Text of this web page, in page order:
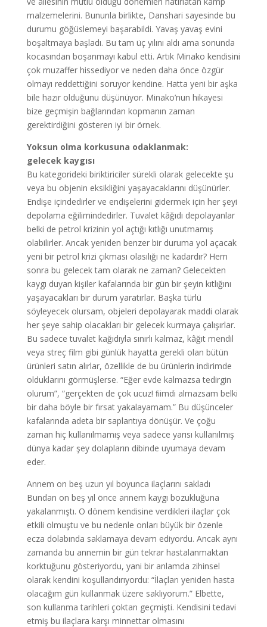
malzemelerini. Bununla birlikte, Danshari sayesinde bu
durumu göğüslemeyi başarabildi. Yavaş yavaş evini
boşaltmaya başladı. Bu tam üç yılını aldı ama sonunda
kocasından boşanmayı kabul etti. Artık Minako kendisini
çok muzaffer hissediyor ve neden daha önce özgür
olmayı reddettiğini soruyor kendine. Hatta yeni bir aşka
bile hazır olduğunu düşünüyor. Minako’nun hikayesi
bize geçmişin bağlarından kopmanın zaman
gerektirdiğini gösteren iyi bir örnek.
Yoksun olma korkusuna odaklanmak:
gelecek kaygısı
Bu kategorideki biriktiriciler sürekli olarak gelecekte şu
veya bu objenin eksikliğini yaşayacaklarını düşünürler.
Endişe içindedirler ve endişelerini gidermek için her şeyi
depolama eğilimindedirler. Tuvalet kâğıdı depolayanlar
belki de petrol krizinin yol açtığı kıtlığı unutmamış
olabilirler. Ancak yeniden benzer bir duruma yol açacak
yeni bir petrol krizi çıkması olasılığı ne kadardır? Hem
sonra bu gelecek tam olarak ne zaman? Gelecekten
kaygı duyan kişiler kafalarında bir gün bir şeyin kıtlığını
yaşayacakları bir durum yaratırlar. Başka türlü
söyleyecek olursam, objeleri depolayarak maddi olarak
her şeye sahip olacakları bir gelecek kurmaya çalışırlar.
Bu sadece tuvalet kağıdıyla sınırlı kalmaz, kâğıt mendil
veya streç film gibi günlük hayatta gerekli olan bütün
ürünleri satın alırlar, özellikle de bu ürünlerin indirimde
olduklarını görmüşlerse. “Eğer evde kalmazsa tedirgin
olurum”, “gerçekten de çok ucuz! ﬁimdi almazsam belki
bir daha böyle bir fırsat yakalayamam.” Bu düşünceler
kafalarında adeta bir saplantıya dönüşür. Ve çoğu
zaman hiç kullanılmamış veya sadece yarısı kullanılmış
dünya kadar şey dolapların dibinde uyumaya devam
eder.
Annem on beş uzun yıl boyunca ilaçlarını sakladı
Bundan on beş yıl önce annem kaygı bozukluğuna
yakalanmıştı. O dönem kendisine verdikleri ilaçlar çok
etkili olmuştu ve bu nedenle onları büyük bir özenle
ecza dolabında saklamaya devam ediyordu. Ancak aynı
zamanda bu annemin bir gün tekrar hastalanmaktan
korktuğunu gösteriyordu, yani bir anlamda zihinsel
olarak kendini koşullandırıyordu: “İlaçları yeniden hasta
olacağım gün kullanmak üzere saklıyorum.” Elbette,
son kullanma tarihleri çoktan geçmişti. Kendisini tedavi
etmiş bu ilaçlara karşı minnettar olmasını